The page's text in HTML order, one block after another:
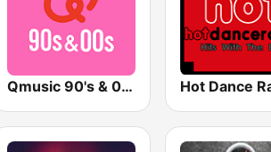
Qmusic 90's & 00's Hot Dance